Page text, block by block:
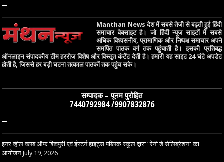
–
Manthan News देश में सबसे तेजी से बढ़ती हुई हिंदी
समाचार वेबसाइट है। जो हिंदी न्यूज साइटों में सबसे
अधिक विश्वसनीय, प्रामाणिक और निष्पक्ष समाचार अपने
समर्पित पाठक वर्ग तक पहुंचाती है। इसकी प्रतिबद्ध
ऑनलाइन संपादकीय टीम हररोज विशेष और विस्तृत कंटेंट देती है। हमारी यह साइट 24 घंटे अपडेट
होती है, जिससे हर बड़ी घटना तत्काल पाठकों तक पहुंच सके।
सम्पादक – पूनम पुरोहित
7440792984 /9907832876
–
इनर व्हील क्लब ऑफ शिवपुरी एवं ईस्टर्न हाइट्स पब्लिक स्कूल द्वारा “रेनी डे सेलिब्रेशन” का
आयोजन July 19, 2026